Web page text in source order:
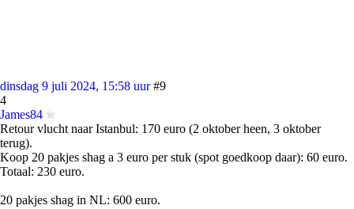
dinsdag 9 juli 2024, 15:58 uur #9
4
James84
Retour vlucht naar Istanbul: 170 euro (2 oktober heen, 3 oktober
terug).
Koop 20 pakjes shag a 3 euro per stuk (spot goedkoop daar): 60 euro.
Totaal: 230 euro.
20 pakjes shag in NL: 600 euro.